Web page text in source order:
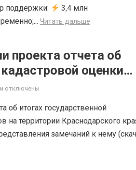
поддержки:
3,4 млн
Читать дальше
проекта отчета об
оценки
году
отключены
об итогах государственной
на территории Краснодарского
замечаний к нему